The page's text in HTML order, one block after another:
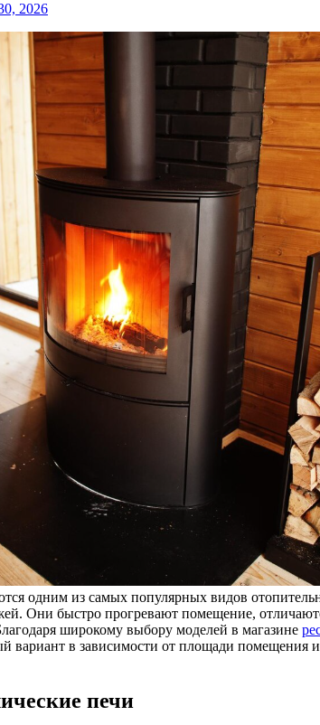
2026
одним из самых популярных видов
Они быстро прогревают помещение,
широкому выбору моделей в магазине
вариант в зависимости от площади помещения
печи